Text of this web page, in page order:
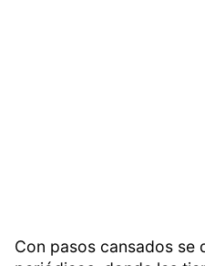
Con pasos cansados se